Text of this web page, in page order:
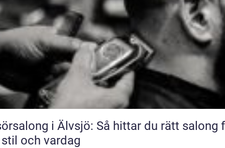
i Älvsjö: Så hittar du rätt salong
och vardag